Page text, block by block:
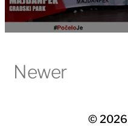
Newer
© 2026